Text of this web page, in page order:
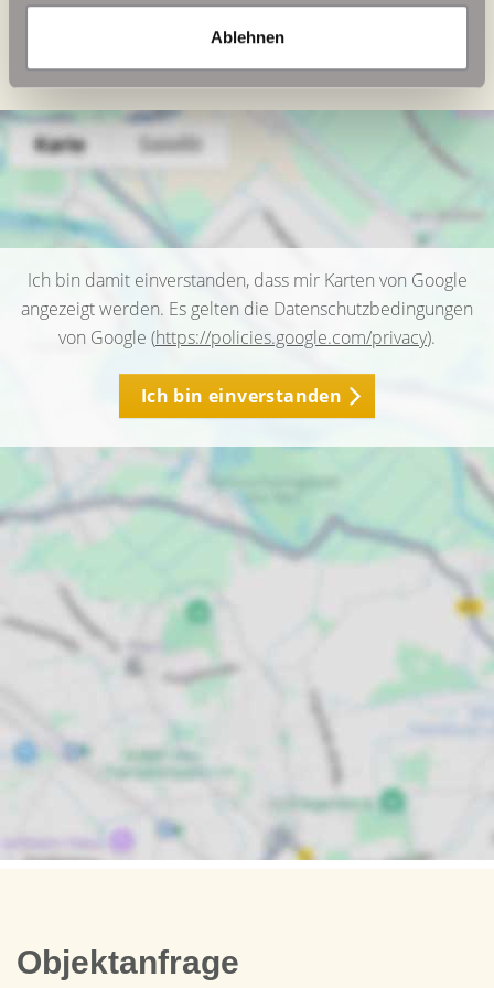
Ablehnen
Ich bin damit einverstanden, dass mir Karten von Google
angezeigt werden. Es gelten die Datenschutzbedingungen
von Google (https://policies.google.com/privacy).
Ich bin einverstanden
Objektanfrage